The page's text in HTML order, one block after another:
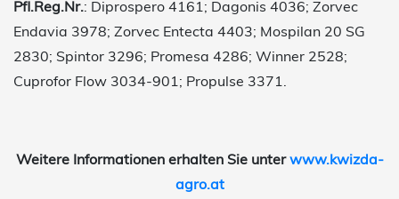
Pfl.Reg.Nr.: Diprospero 4161; Dagonis 4036; Zorvec
Endavia 3978; Zorvec Entecta 4403; Mospilan 20 SG
2830; Spintor 3296; Promesa 4286; Winner 2528;
Cuprofor Flow 3034-901; Propulse 3371.
Weitere Informationen erhalten Sie unterwww.kwizda-
agro.at